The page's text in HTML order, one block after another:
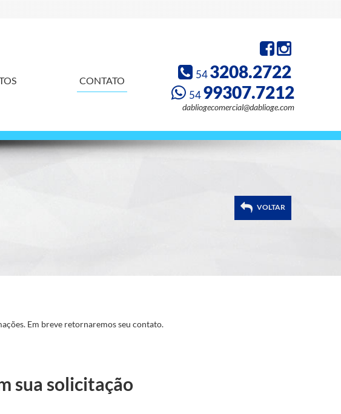
CONTATO 543208.2722
5499307.7212
dabliogecomercial@dablioge.com
VOLTAR
Em breve retornaremos seu contato.
sua solicitação